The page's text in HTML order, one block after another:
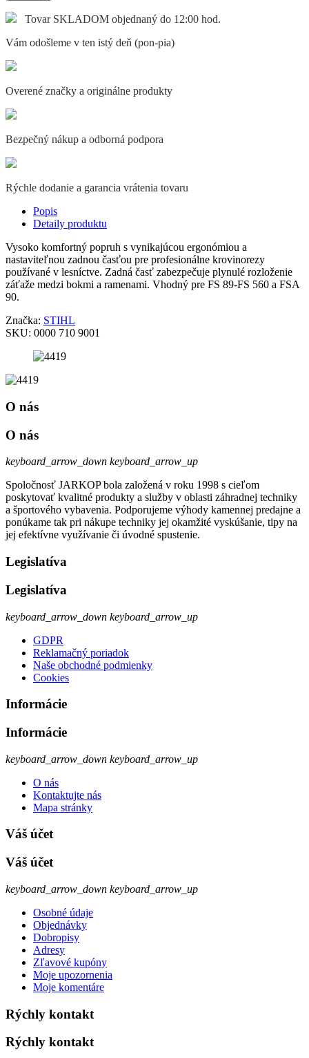
Tovar SKLADOM objednaný do 12:00 hod.
Vám odošleme v ten istý deň (pon-pia)
Overené značky a originálne produkty
Bezpečný nákup a odborná podpora
Rýchle dodanie a garancia vrátenia tovaru
Popis
Detaily produktu
Vysoko komfortný popruh s vynikajúcou ergonómiou a
nastaviteľnou zadnou časťou pre profesionálne krovinorezy
používané v lesníctve. Zadná časť zabezpečuje plynulé rozloženie
záťaže medzi bokmi a ramenami. Vhodný pre FS 89-FS 560 a FSA
90.
Značka: STIHL
SKU: 0000 710 9001
O nás
O nás
keyboard_arrow_down keyboard_arrow_up
Spoločnosť JARKOP bola založená v roku 1998 s cieľom
poskytovať kvalitné produkty a služby v oblasti záhradnej techniky
a športového vybavenia. Podporujeme výhody kamennej predajne a
ponúkame tak pri nákupe techniky jej okamžité vyskúšanie, tipy na
jej efektívne využívanie či úvodné spustenie.
Legislatíva
Legislatíva
keyboard_arrow_down keyboard_arrow_up
GDPR
Reklamačný poriadok
Naše obchodné podmienky
Cookies
Informácie
Informácie
keyboard_arrow_down keyboard_arrow_up
O nás
Kontaktujte nás
Mapa stránky
Váš účet
Váš účet
keyboard_arrow_down keyboard_arrow_up
Osobné údaje
Objednávky
Dobropisy
Adresy
Zľavové kupóny
Moje upozornenia
Moje komentáre
Rýchly kontakt
Rýchly kontakt